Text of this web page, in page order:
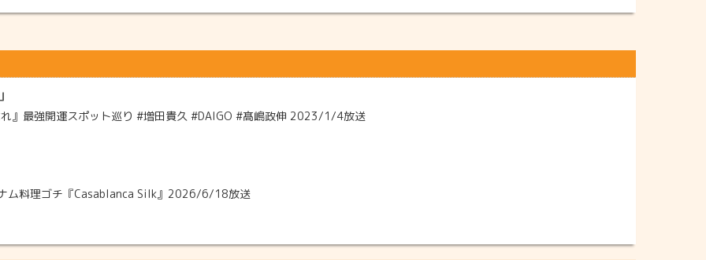
れ』最強開運スポット巡り #増田貴久 #DAIGO #髙嶋政伸 2023/1/4放送
ム料理ゴチ『Casablanca Silk』2026/6/18放送